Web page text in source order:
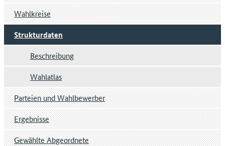
Wahlkreise
Strukturdaten
Beschreibung
Wahlatlas
Parteien und Wahlbewerber
Ergebnisse
Gewählte Abgeordnete